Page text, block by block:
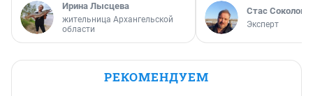
Ирина Лысцева
жительница Архангельской
области
Стас Соколов
Эксперт
РЕКОМЕНДУЕМ